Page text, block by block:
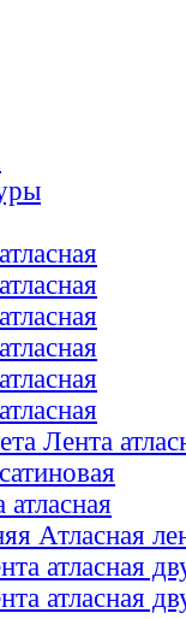
Лента
Атласная
атласная
атласная